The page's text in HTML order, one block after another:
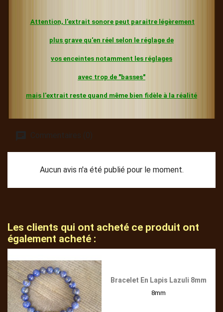
Attention, l'extrait sonore peut paraitre légèrement
plus grave qu'en réel selon le réglage de
vos enceintes notamment les réglages
avec trop de "basses"
mais l'extrait reste quand même bien fidèle à la réalité
Commentaires (0)
Aucun avis n'a été publié pour le moment.
Les clients qui ont acheté ce produit ont
également acheté :
Bracelet En Lapis Lazuli 8mm
8mm